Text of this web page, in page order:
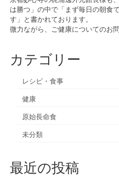
は勝つ」の中で「まず毎日の朝食
す」と書かれております。
微力ながら、ご健康についてのお
カテゴリー
レシピ・食事
健康
原始長命食
未分類
最近の投稿